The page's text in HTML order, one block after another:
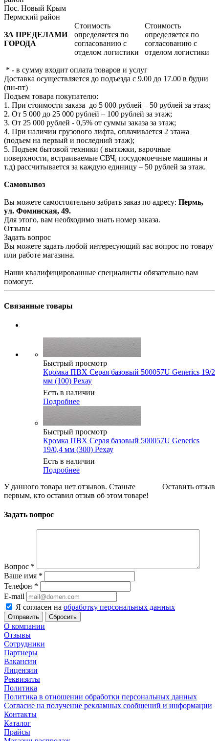
Пос. Новый Крым
Пермский район
ЗА ПРЕДЕЛАМИ
ГОРОДА
Стоимость
определяется по
согласованию с
отделом логистики
Стоимость
определяется по
согласованию с
отделом логистики
* - в сумму входит оплата товаров и услуг
Доставка осуществляется до подъезда с 9.00 до 17.00 в будни
(пн-пт)
Подъем товара покупателю:
1. При стоимости заказа до 5 000 рублей – 50 рублей за этаж;
2. От 5 000 до 25 000 рублей – 100 рублей за этаж;
3. От 25 000 рублей - 0,5% от суммы заказа за этаж;
4. При наличии грузового лифта, оплачивается 2 этажа
(подъем на первый и последний этаж);
5. Подъем бытовой техники ( вытяжки, варочные
поверхности, встраиваемые СВЧ, посудомоечные машины и
т.д) рассчитывается за каждую единицу – 50 рублей за этаж.
Самовывоз
Вы можете самостоятельно забрать заказ по адресу: Пермь,
ул. Фоминская, 49.
Для этого, вам необходимо знать номер заказа.
Отзывы
Задать вопрос
Вы можете задать любой интересующий вас вопрос по товару
или работе магазина.
Наши квалифицированные специалисты обязательно вам
помогут.
Связанные товары
Быстрый просмотр
Кромка ПВХ Серая базовый 500057U Generics 19/2
мм (100) Рехау
Есть в наличии
Подробнее
Быстрый просмотр
Кромка ПВХ Серая базовый 500057U Generics
19/0,4 мм (300) Рехау
Есть в наличии
Подробнее
Оставить отзыв
У данного товара нет отзывов. Станьте
первым, кто оставил отзыв об этом товаре!
Задать вопрос
Вопрос *
Ваше имя *
Телефон *
E-mail
Я согласен на обработку персональных данных
Сбросить
О компании
Отзывы
Сотрудники
Партнеры
Вакансии
Лицензии
Реквизиты
Политика
Политика в отношении обработки персональных данных
Согласие на получение рекламных сообщений и информации
Контакты
Каталог
Прайсы